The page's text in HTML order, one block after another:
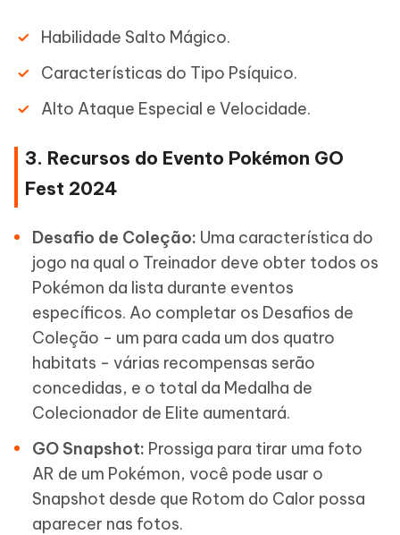
Habilidade Salto Mágico.
Características do Tipo Psíquico.
Alto Ataque Especial e Velocidade.
3. Recursos do Evento Pokémon GO
Fest 2024
Desafio de Coleção: Uma característica do
jogo na qual o Treinador deve obter todos os
Pokémon da lista durante eventos
específicos. Ao completar os Desafios de
Coleção - um para cada um dos quatro
habitats - várias recompensas serão
concedidas, e o total da Medalha de
Colecionador de Elite aumentará.
GO Snapshot: Prossiga para tirar uma foto
AR de um Pokémon, você pode usar o
Snapshot desde que Rotom do Calor possa
aparecer nas fotos.